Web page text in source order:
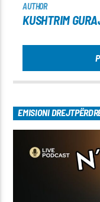
AUTHOR
KUSHTRIM
EMISIONI